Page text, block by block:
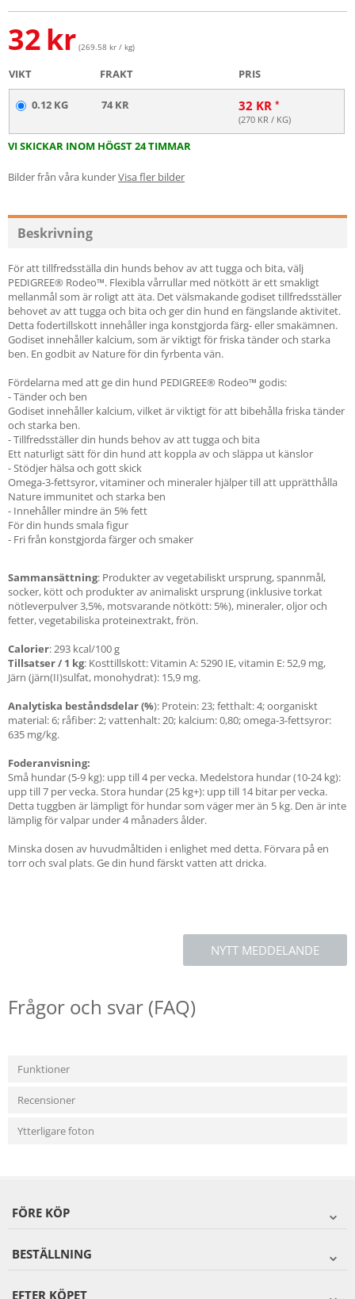
32kr (269.58 kr / kg)
VIKT FRAKT PRIS
0.12 KG 74 KR 32 KR
(270 KR / KG)
VI SKICKAR INOM HÖGST 24 TIMMAR
Bilder från våra kunderVisa fler bilder
Beskrivning
För att tillfredsställa din hunds behov av att tugga och bita, välj
PEDIGREE® Rodeo™. Flexibla vårrullar med nötkött är ett smakligt
mellanmål som är roligt att äta. Det välsmakande godiset tillfredsställer
behovet av att tugga och bita och ger din hund en fängslande aktivitet.
Detta fodertillskott innehåller inga konstgjorda färg- eller smakämnen.
Godiset innehåller kalcium, som är viktigt för friska tänder och starka
ben. En godbit av Nature för din fyrbenta vän.
Fördelarna med att ge din hund PEDIGREE® Rodeo™ godis:
- Tänder och ben
Godiset innehåller kalcium, vilket är viktigt för att bibehålla friska tänder
och starka ben.
- Tillfredsställer din hunds behov av att tugga och bita
Ett naturligt sätt för din hund att koppla av och släppa ut känslor
- Stödjer hälsa och gott skick
Omega-3-fettsyror, vitaminer och mineraler hjälper till att upprätthålla
Nature immunitet och starka ben
- Innehåller mindre än 5% fett
För din hunds smala figur
- Fri från konstgjorda färger och smaker
Sammansättning: Produkter av vegetabiliskt ursprung, spannmål,
socker, kött och produkter av animaliskt ursprung (inklusive torkat
nötleverpulver 3,5%, motsvarande nötkött: 5%), mineraler, oljor och
fetter, vegetabiliska proteinextrakt, frön.
Calorier: 293 kcal/100 g
Tillsatser / 1 kg: Kosttillskott: Vitamin A: 5290 IE, vitamin E: 52,9 mg,
Järn (järn(II)sulfat, monohydrat): 15,9 mg.
Analytiska beståndsdelar (%): Protein: 23; fetthalt: 4; oorganiskt
material: 6; råfiber: 2; vattenhalt: 20; kalcium: 0,80; omega-3-fettsyror:
635 mg/kg.
Foderanvisning:
Små hundar (5-9 kg): upp till 4 per vecka. Medelstora hundar (10-24 kg):
upp till 7 per vecka. Stora hundar (25 kg+): upp till 14 bitar per vecka.
Detta tuggben är lämpligt för hundar som väger mer än 5 kg. Den är inte
lämplig för valpar under 4 månaders ålder.
Minska dosen av huvudmåltiden i enlighet med detta. Förvara på en
torr och sval plats. Ge din hund färskt vatten att dricka.
NYTT MEDDELANDE
Frågor och svar (FAQ)
Funktioner
Recensioner
Ytterligare foton
FÖRE KÖP
BESTÄLLNING
EFTER KÖPET